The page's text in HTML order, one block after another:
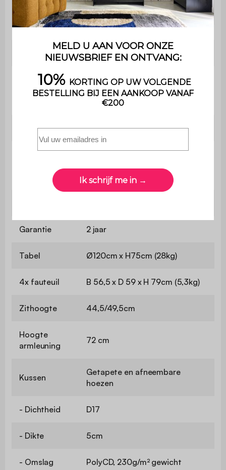
Hoogte van de tafel 75 cm
Bevat hout Ja
Maximaal
ondersteund
110 kg per plaats
Gewicht 52,1 kg
De montage is heel eenvoudig ,
meegeleverd
Garantie 2 jaar
Tabel Ø120cm x H75cm (28kg)
4x fauteuil B 56,5 x D 59 x H 79cm (5,3kg)
Zithoogte 44,5/49,5cm
Hoogte
armleuning
72 cm
Kussen
Getapete en afneembare
hoezen
- Dichtheid D17
- Dikte 5cm
- Omslag PolyCD, 230g/m² gewicht